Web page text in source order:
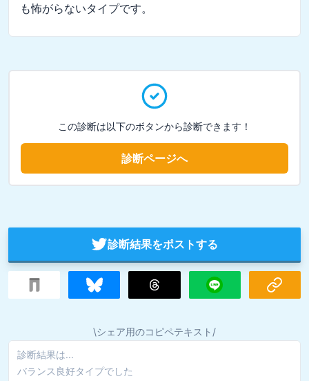
も怖がらないタイプです。
この診断は以下のボタンから診断できます！
診断ページへ
診断結果をポストする
\シェア用のコピペテキスト/